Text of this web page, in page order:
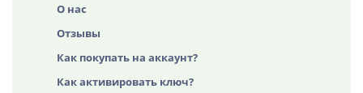
О нас
Отзывы
Как покупать на аккаунт?
Как активировать ключ?